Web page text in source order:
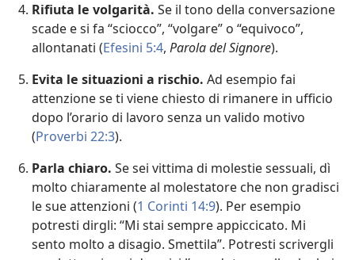
Rifiuta le volgarità. Se il tono della conversazione
scade e si fa “sciocco”, “volgare” o “equivoco”,
allontanati (Efesini 5:4, Parola del Signore).
Evita le situazioni a rischio. Ad esempio fai
attenzione se ti viene chiesto di rimanere in ufficio
dopo l’orario di lavoro senza un valido motivo
(Proverbi 22:3).
Parla chiaro. Se sei vittima di molestie sessuali, dì
molto chiaramente al molestatore che non gradisci
le sue attenzioni (1 Corinti 14:9). Per esempio
potresti dirgli: “Mi stai sempre appiccicato. Mi
sento molto a disagio. Smettila”. Potresti scrivergli